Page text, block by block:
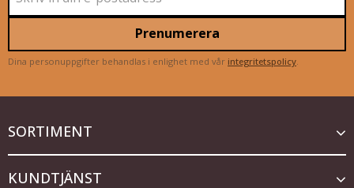
Prenumerera
Dina personuppgifter behandlas i enlighet med vår integritetspolicy
SORTIMENT
KUNDTJÄNST